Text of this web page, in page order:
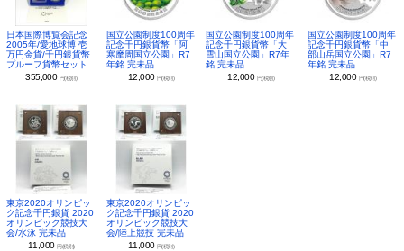
日本国際博覧会記念
2005年/愛地球博 壱
万円金貨/千円銀貨幣
プルーフ貨幣セット
355,000 円(税別)
国立公園制度100周年
記念千円銀貨幣「阿
寒摩周国立公園」R7
年銘 完未品
12,000 円(税別)
国立公園制度100周年
記念千円銀貨幣「大
雪山国立公園」R7年
銘 完未品
12,000 円(税別)
国立公園制度100周年
記念千円銀貨幣「中
部山岳国立公園」R7
年銘 完未品
12,000 円(税別)
東京2020オリンピッ
ク記念千円銀貨 2020
オリンピック競技大
会/水泳 完未品
11,000円(税別)
東京2020オリンピッ
ク記念千円銀貨 2020
オリンピック競技大
会/陸上競技 完未品
11,000 円(税別)